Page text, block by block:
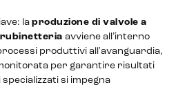
la produzione di valvole a
rubinetteria avviene all’interno
produttivi all'avanguardia,
per garantire risultati
si impegna